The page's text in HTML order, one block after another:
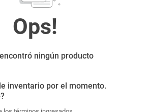
ningún producto
inventario por el momento.